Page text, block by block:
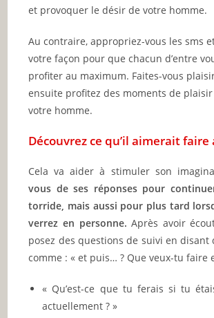
et provoquer le désir de votre homme.
Au contraire, appropriez-vous les sms
votre façon pour que chacun d’entre
profiter au maximum. Faites-vous
ensuite profitez des moments de plaisir
votre homme.
Découvrez ce qu’il aimerait faire
Cela va aider à stimuler son
vous de ses réponses pour
torride, mais aussi pour plus tard
verrez en personne. Après avoir
posez des questions de suivi en disant
comme : « et puis… ? Que veux-tu faire
« Qu’est-ce que tu ferais si tu
actuellement ? »